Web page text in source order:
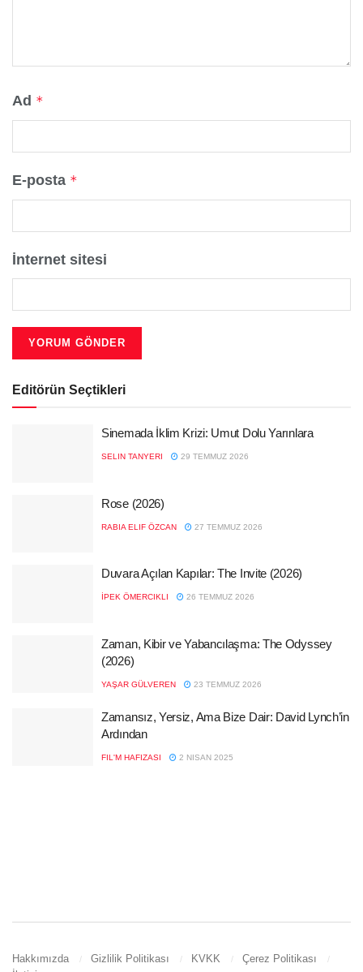
Ad *
E-posta *
İnternet sitesi
Editörün Seçtikleri
Sinemada İklim Krizi: Umut Dolu Yarınlara
SELIN TANYERI 29 TEMMUZ 2026
Rose (2026)
RABIA ELIF ÖZCAN 27 TEMMUZ 2026
Duvara Açılan Kapılar: The Invite (2026)
İPEK ÖMERCIKLI 26 TEMMUZ 2026
Zaman, Kibir ve Yabancılaşma: The Odyssey
(2026)
YAŞAR GÜLVEREN 23 TEMMUZ 2026
Zamansız, Yersiz, Ama Bize Dair: David Lynch’in
Ardından
FIL'M HAFIZASI 2 NISAN 2025
Hakkımızda Gizlilik Politikası KVKK
Çerez Politikası